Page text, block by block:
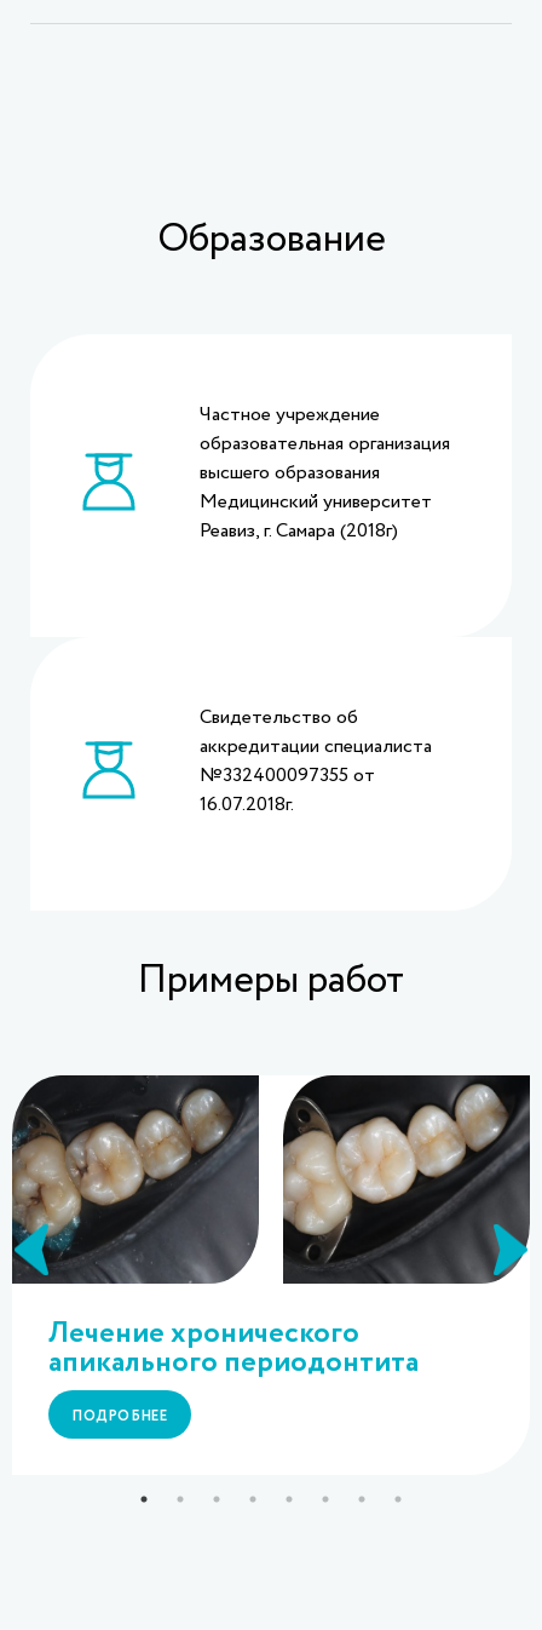
Образование
Частное учреждение
образовательная организация
высшего образования
Медицинский университет
Реавиз, г. Самара (2018г)
Свидетельство об
аккредитации специалиста
№332400097355 от
16.07.2018г.
Примеры работ
Лечение хронического
апикального периодонтита
ПОДРОБНЕЕ